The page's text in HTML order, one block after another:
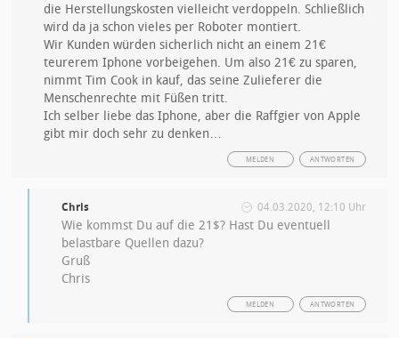
die Herstellungskosten vielleicht verdoppeln. Schließlich
wird da ja schon vieles per Roboter montiert.
Wir Kunden würden sicherlich nicht an einem 21€
teurerem Iphone vorbeigehen. Um also 21€ zu sparen,
nimmt Tim Cook in kauf, das seine Zulieferer die
Menschenrechte mit Füßen tritt.
Ich selber liebe das Iphone, aber die Raffgier von Apple
gibt mir doch sehr zu denken…
ANTWORTEN
MELDEN
Chris 04.03.2020, 12:10 Uhr
Wie kommst Du auf die 21$? Hast Du eventuell
belastbare Quellen dazu?
Gruß
Chris
ANTWORTEN
MELDEN